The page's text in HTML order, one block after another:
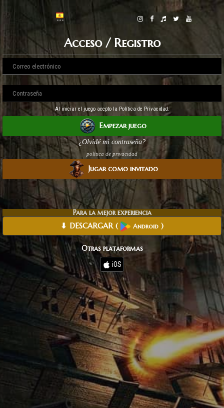
Acceso / Registro
Al iniciar el juego acepto la Política de Privacidad.
Empezar juego
¿Olvidé mi contraseña?
política de privacidad
Jugar como invitado
Para la mejor experiencia
⬇ DESCARGAR( Android )
Otras plataformas
iOS